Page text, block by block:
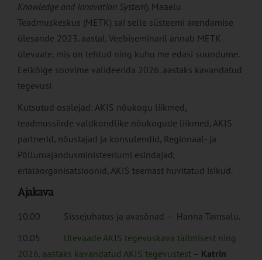
Knowledge and Innovation System). Maaelu
Teadmuskeskus (METK) sai selle süsteemi arendamise
ülesande 2023. aastal. Veebiseminaril annab METK
ülevaate, mis on tehtud ning kuhu me edasi suundume.
Eelkõige soovime valideerida 2026. aastaks kavandatud
tegevusi
Kutsutud osalejad: AKIS nõukogu liikmed,
teadmussiirde valdkondlike nõukogude liikmed, AKIS
partnerid, nõustajad ja konsulendid, Regionaal- ja
Põllumajandusministeeriumi esindajad,
erialaorganisatsioonid, AKIS teemast huvitatud isikud.
Ajakava
10.00 Sissejuhatus ja avasõnad – Hanna Tamsalu.
10.05 Ülevaade AKIS tegevuskava täitmisest ning
2026. aastaks kavandatud AKIS tegevustest – Katrin